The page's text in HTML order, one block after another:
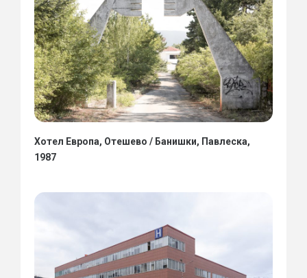
Хотел Европа, Отешево / Банишки, Павлеска,
1987